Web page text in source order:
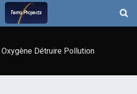
Oxygène Détruire Pollution